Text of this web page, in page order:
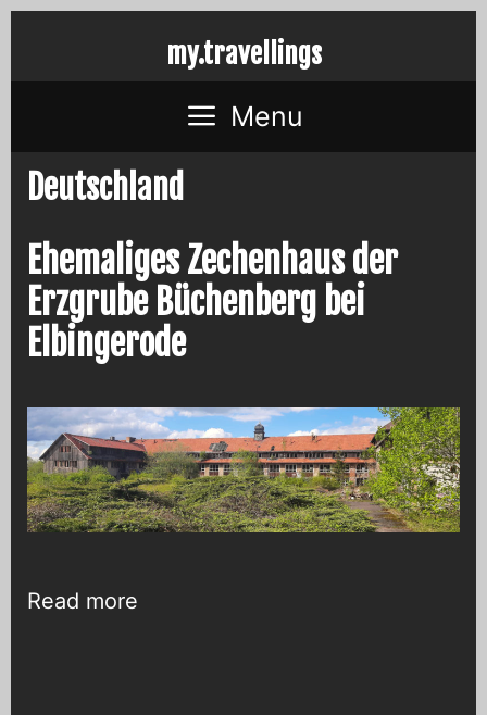
my.travellings
Menu
Deutschland
Ehemaliges Zechenhaus der
Erzgrube Büchenberg bei
Elbingerode
Read more